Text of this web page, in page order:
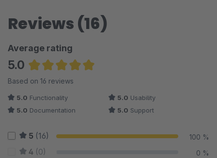
Reviews (16)
Average rating
5.0
Average rating of 5 out of 5 stars
Based on 16 reviews
5.0 Functionality 5.0 Usability
5.0 Documentation 5.0 Support
5 (16) 100 %
4 (0) 0 %